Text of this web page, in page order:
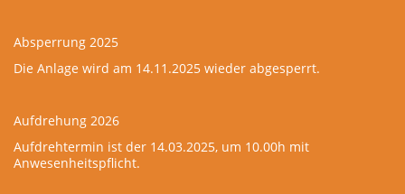
Absperrung 2025
Die Anlage wird am 14.11.2025 wieder abgesperrt.
Aufdrehung 2026
Aufdrehtermin ist der 14.03.2025, um 10.00h mit
Anwesenheitspflicht.